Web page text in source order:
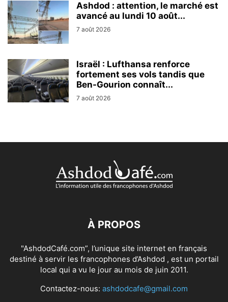
Ashdod : attention, le marché est
avancé au lundi 10 août...
7 août 2026
Israël : Lufthansa renforce
fortement ses vols tandis que
Ben-Gourion connaît...
7 août 2026
À PROPOS
"AshdodCafé.com”, l’unique site internet en français
destiné à servir les francophones d’Ashdod , est un portail
local qui a vu le jour au mois de juin 2011.
Contactez-nous: ashdodcafe@gmail.com